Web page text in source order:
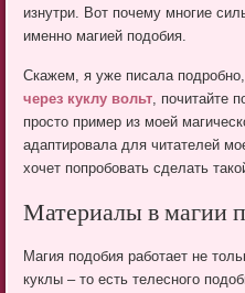
изнутри. Вот почему многие
именно магией подобия.
Скажем, я уже писала
через куклу вольт, почитайте
просто пример из моей
адаптировала для читателей
хочет попробовать сделать
Материалы в магии
Магия подобия работает не
куклы – то есть телесного